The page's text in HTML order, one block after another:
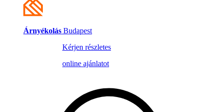
Árnyékolás Budapest
Kérjen részletes
online ajánlatot